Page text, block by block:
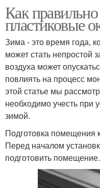
Как
пластиковые
Зима - это время года,
может стать непростой
воздуха может
повлиять на процесс
этой статье мы
необходимо учесть при
зимой.
Подготовка помещения
Перед началом
подготовить